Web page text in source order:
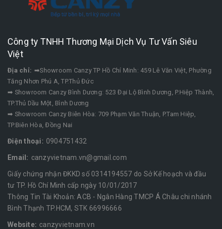
Công ty TNHH Thương Mại Dịch Vụ Tư Vấn Siêu
Việt
Địa chỉ: ➡Showroom Canzy TP Hồ Chí Minh: 459 Lê Văn Việt, Phường
Tăng Nhơn Phú A, TP.Thủ Đức
➡ Showroom Canzy Bình Dương: 523 Đại Lộ Bình Dương, P.Hiệp Thành,
TP.Thủ Dầu Một, Bình Dương
➡ Showroom Canzy Biên Hòa: 709 Phạm Văn Thuận, P.Tam Hiệp,
TP.Biên Hòa, Đồng Nai
Điện thoại: 0904751432
Email: canzyvietnam.vn@gmail.com
Giấy chứng nhận ĐKKD số 0314194557 do Sở Kế hoạch và đầu
tư TP. Hồ Chí Minh cấp ngày 10/01/2017
Thông Tin Tài Khoản: ACB - Ngân Hàng TMCP Á Châu chi nhánh
Bình Thạnh TP.HCM, STK 66996666
Website: canzyvietnam.vn